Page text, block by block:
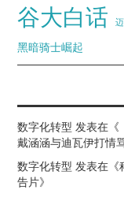
谷大白话
黑暗骑士崛起
数字化转型 发表在《
戴涵涵与迪瓦伊打情
数字化转型 发表在《
告片》